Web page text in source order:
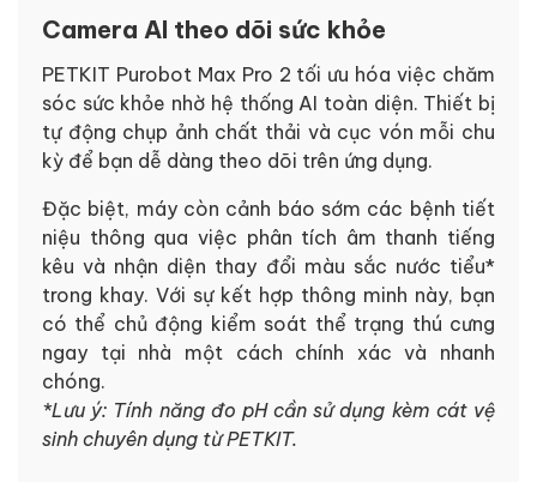
Camera AI theo dõi sức khỏe
PETKIT Purobot Max Pro 2 tối ưu hóa việc chăm
sóc sức khỏe nhờ hệ thống AI toàn diện. Thiết bị
tự động chụp ảnh chất thải và cục vón mỗi chu
kỳ để bạn dễ dàng theo dõi trên ứng dụng.
Đặc biệt, máy còn cảnh báo sớm các bệnh tiết
niệu thông qua việc phân tích âm thanh tiếng
kêu và nhận diện thay đổi màu sắc nước tiểu*
trong khay. Với sự kết hợp thông minh này, bạn
có thể chủ động kiểm soát thể trạng thú cưng
ngay tại nhà một cách chính xác và nhanh
chóng.
*Lưu ý: Tính năng đo pH cần sử dụng kèm cát vệ
sinh chuyên dụng từ PETKIT.